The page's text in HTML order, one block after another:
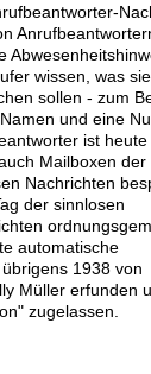
wissen, was
sollen - zum
und eine
ist
Mailboxen der
Nachrichten
der sinnlosen
automatische
1938 von
Müller erfunden
zugelassen.